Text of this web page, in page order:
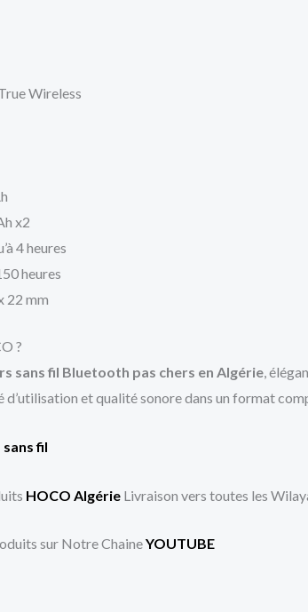
Wireless
x2
4 heures
heures
22 mm
?
sans fil Bluetooth pas chers en Algérie,
et qualité sonore dans un format
fil
HOCO Algérie Livraison vers toutes les
sur Notre ChaineYOUTUBE